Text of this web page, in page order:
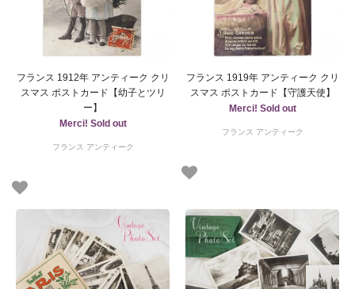
フランス 1912年 アンティーク クリ
スマス ポストカード【幼子とツリ
ー】
Merci! Sold out
フランス アンティーク
フランス 1919年 アンティーク クリ
スマス ポストカード【守護天使】
Merci! Sold out
フランス アンティーク